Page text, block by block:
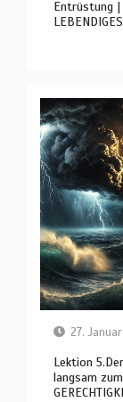
Entrüstung |
27.
Lektion
langsam